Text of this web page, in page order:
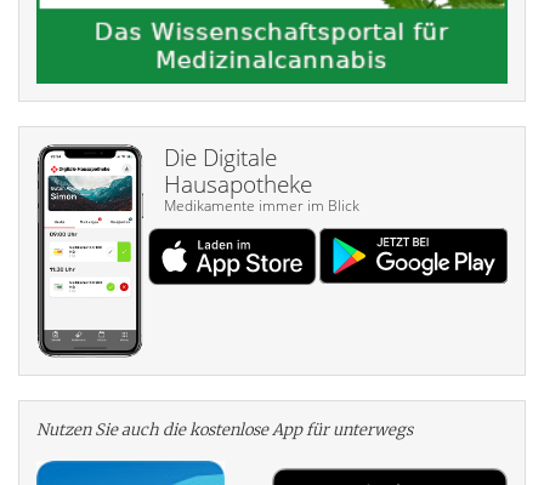
Die Digitale
Hausapotheke
Medikamente immer im Blick
Nutzen Sie auch die kosten­lose App für unterwegs